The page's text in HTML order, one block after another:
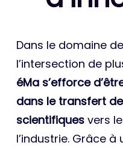
Dans le domaine
l’intersection de
éMa s’efforce
dans le transfert
scientifiques vers
l’industrie. Grâce